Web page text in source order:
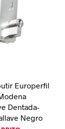
Europerfil
Dentada-
Negro